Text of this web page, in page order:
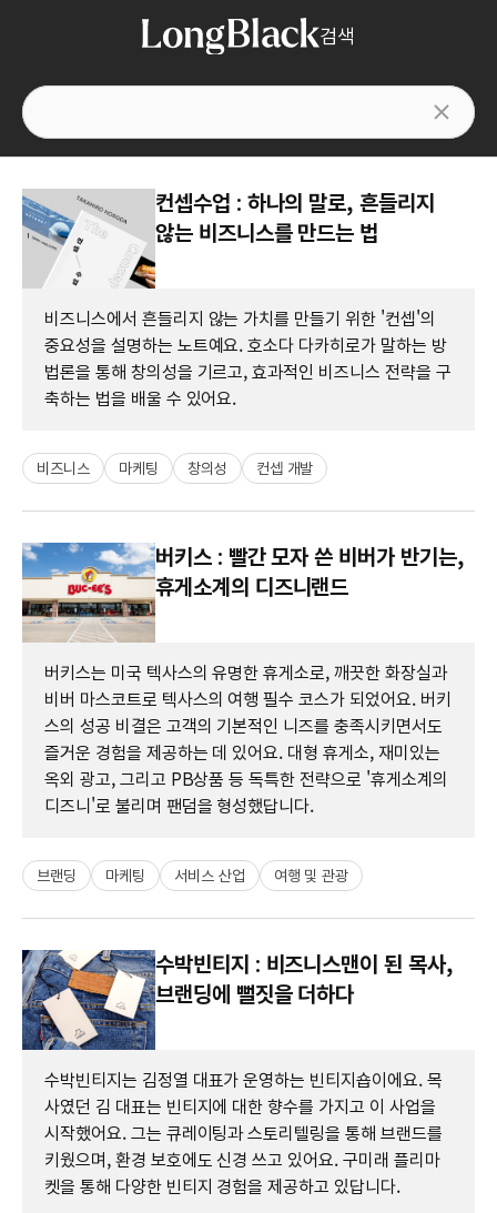
검색
컨셉수업 : 하나의 말로, 흔들리지
않는 비즈니스를 만드는 법
비즈니스에서 흔들리지 않는 가치를 만들기 위한 '컨셉'의
중요성을 설명하는 노트예요. 호소다 다카히로가 말하는 방
법론을 통해 창의성을 기르고, 효과적인 비즈니스 전략을 구
축하는 법을 배울 수 있어요.
비즈니스 마케팅 창의성 컨셉 개발
버키스 : 빨간 모자 쓴 비버가 반기는,
휴게소계의 디즈니랜드
버키스는 미국 텍사스의 유명한 휴게소로, 깨끗한 화장실과
비버 마스코트로 텍사스의 여행 필수 코스가 되었어요. 버키
스의 성공 비결은 고객의 기본적인 니즈를 충족시키면서도
즐거운 경험을 제공하는 데 있어요. 대형 휴게소, 재미있는
옥외 광고, 그리고 PB상품 등 독특한 전략으로 '휴게소계의
디즈니'로 불리며 팬덤을 형성했답니다.
브랜딩 마케팅 서비스 산업 여행 및 관광
수박빈티지 : 비즈니스맨이 된 목사,
브랜딩에 뻘짓을 더하다
수박빈티지는 김정열 대표가 운영하는 빈티지숍이에요. 목
사였던 김 대표는 빈티지에 대한 향수를 가지고 이 사업을
시작했어요. 그는 큐레이팅과 스토리텔링을 통해 브랜드를
키웠으며, 환경 보호에도 신경 쓰고 있어요. 구미래 플리마
켓을 통해 다양한 빈티지 경험을 제공하고 있답니다.